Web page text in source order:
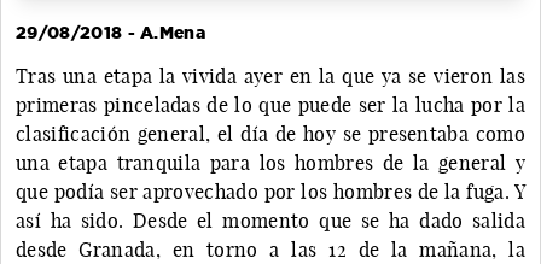
29/08/2018 - A.Mena
Tras una etapa la vivida ayer en la que ya se vieron las
primeras pinceladas de lo que puede ser la lucha por la
clasificación general, el día de hoy se presentaba como
una etapa tranquila para los hombres de la general y
que podía ser aprovechado por los hombres de la fuga. Y
así ha sido. Desde el momento que se ha dado salida
desde Granada, en torno a las 12 de la mañana, la